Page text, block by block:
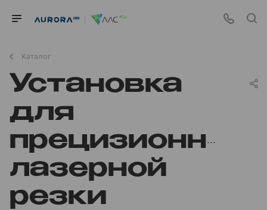
Каталог
Установка
для
прецизионной
лазерной
резки